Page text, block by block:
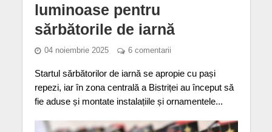
luminoase pentru
sărbătorile de iarnă
04 noiembrie 2025 6 comentarii
Startul sărbătorilor de iarnă se apropie cu pași
repezi, iar în zona centrală a Bistriței au început să
fie aduse și montate instalațiile și ornamentele...